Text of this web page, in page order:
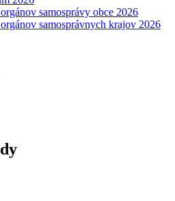
samosprávy obce 2026
samosprávnych krajov 2026